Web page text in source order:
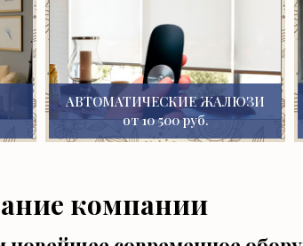
АВТОМАТИЧЕСКИЕ ЖАЛЮЗИ
от 10 500 руб.
компании